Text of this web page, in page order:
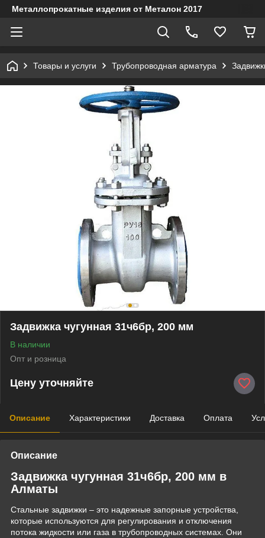
Металлопрокатные изделия от Металон 2017
Товары и услуги Трубопроводная арматура
Задвижка чугунная 31ч6бр, 200 мм
В наличии
Опт и розница
Цену уточняйте
Описание Характеристики Доставка Оплата
Описание
Задвижка чугунная 31ч6бр, 200 мм в
Алматы
Стальные задвижки – это надежные запорные устройства,
которые используются для регулирования и отключения
потока жидкости или газа в трубопроводных системах. Они